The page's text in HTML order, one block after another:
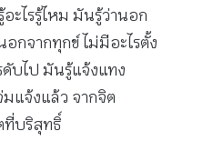
ะไรรู้ไหม มันรู้ว่านอก
อกจากทุกข์ ไม่มีอะไรตั้ง
บไป มันรู้แจ้งแทง
แจ้งแล้ว จากจิต
ที่บริสุทธิ์